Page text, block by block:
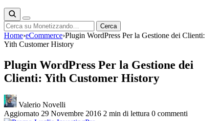
Cerca Cerca
Home›eCommerce›Plugin WordPress Per la Gestione dei Clienti:
Yith Customer History
Plugin WordPress Per la Gestione dei
Clienti: Yith Customer History
Valerio Novelli
Aggiornato 29 Novembre 2016 2 min di lettura 0 commenti